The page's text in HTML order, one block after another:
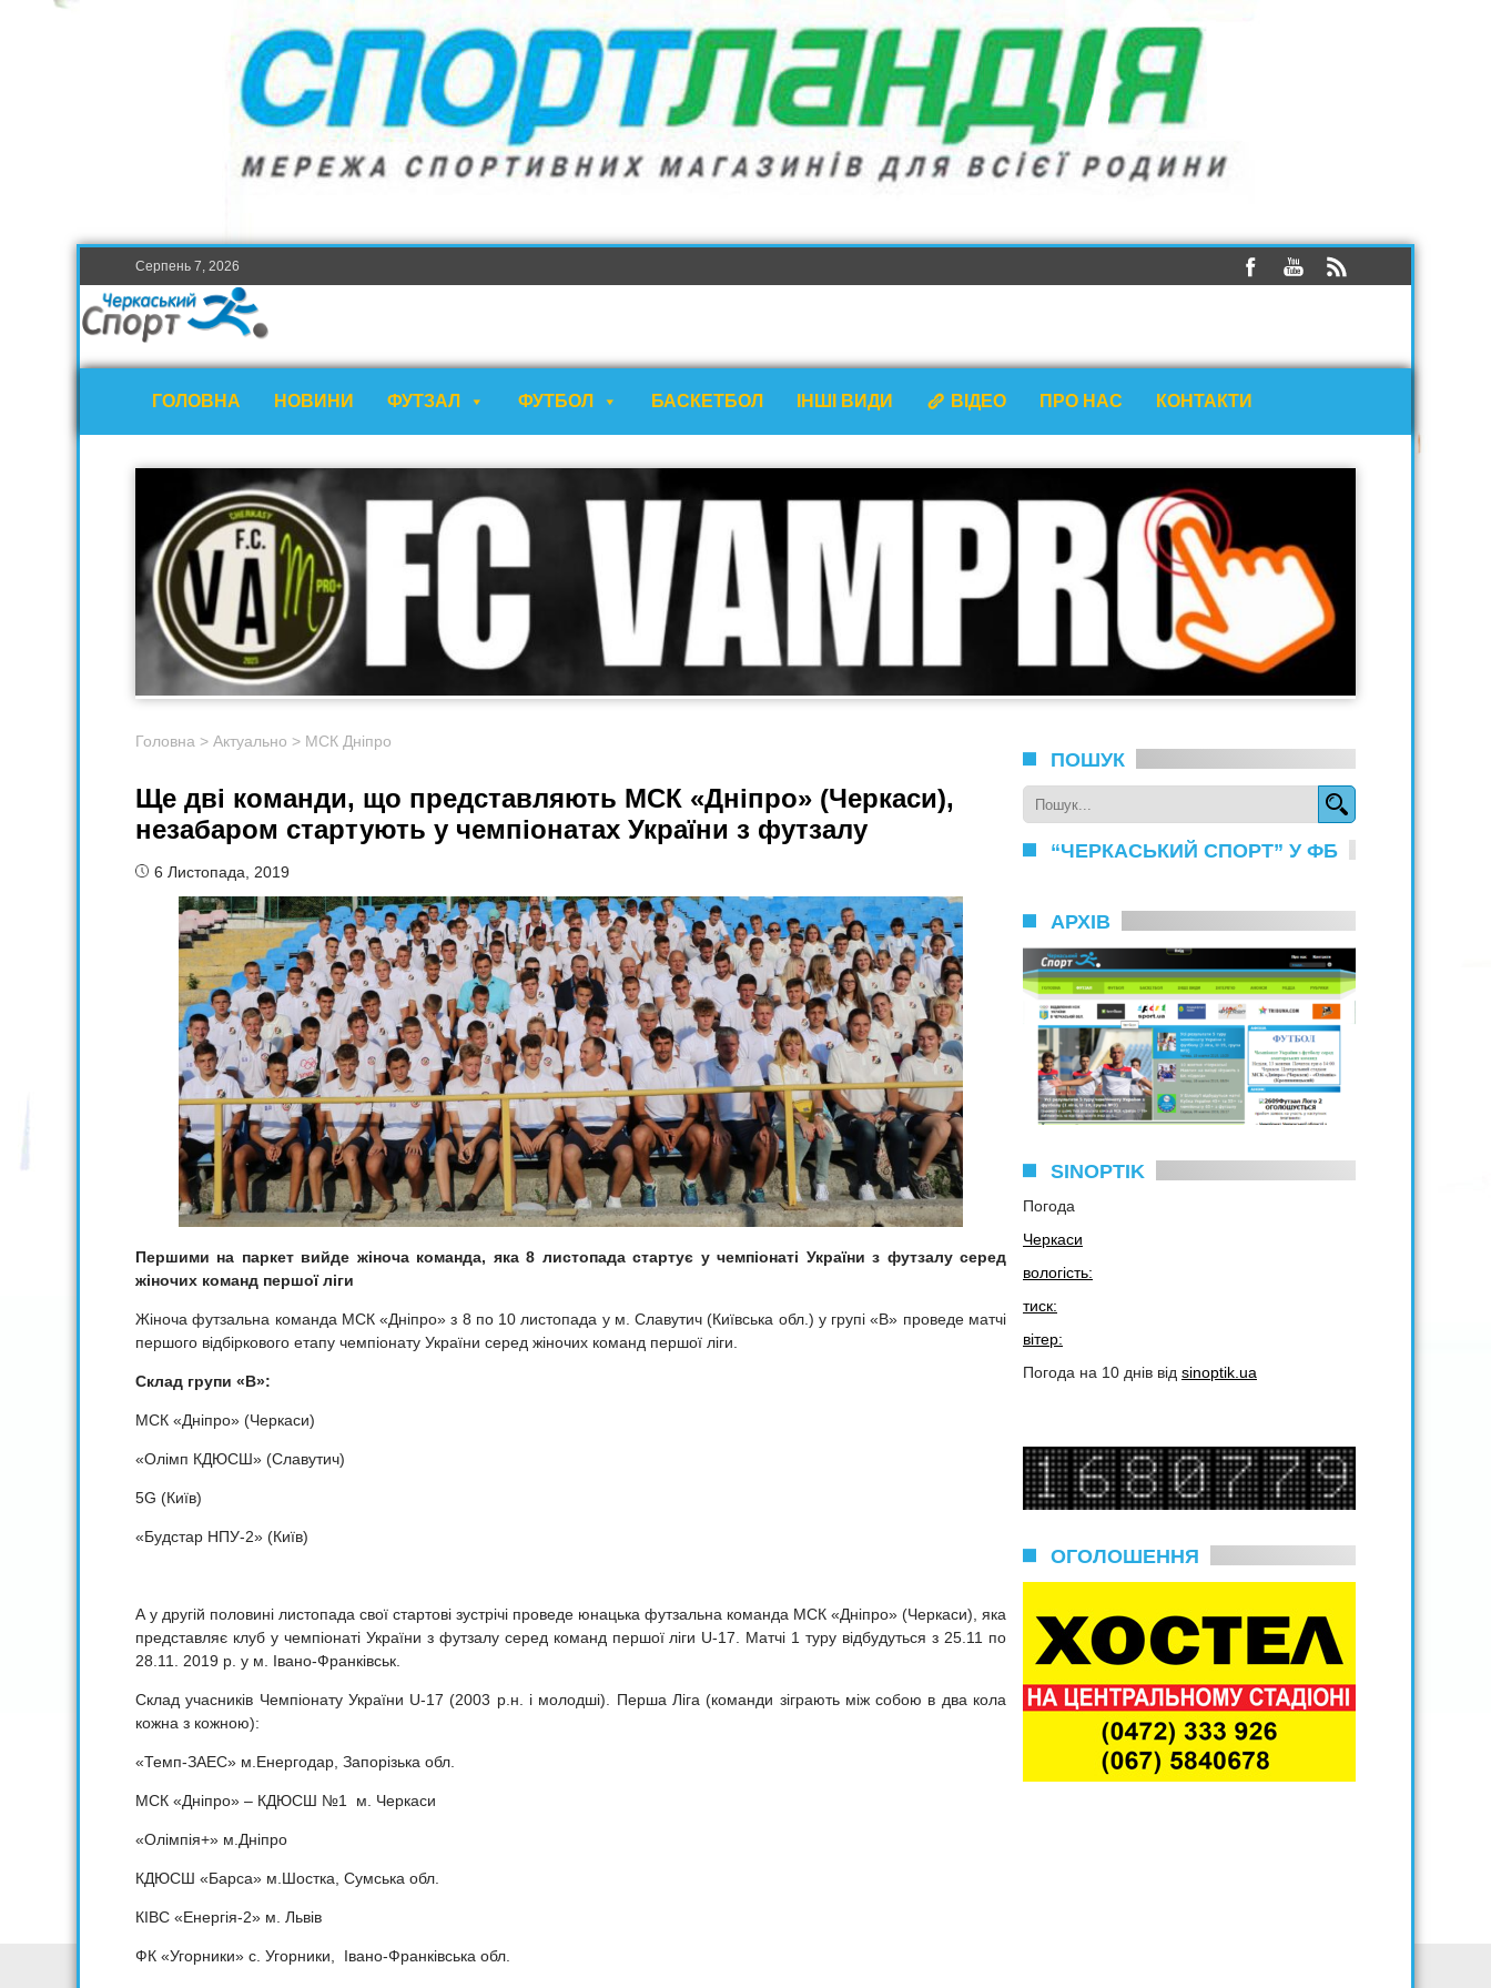
Серпень 7, 2026
ГОЛОВНА НОВИНИ ФУТЗАЛ ФУТБОЛ БАСКЕТБОЛ ІНШІ ВИДИ ВІДЕО ПРО НАС КОНТАКТИ
Головна > Актуально > МСК Дніпро
Ще дві команди, що представляють МСК «Дніпро» (Черкаси),
незабаром стартують у чемпіонатах України з футзалу
6 Листопада, 2019
Першими на паркет вийде жіноча команда, яка 8 листопада стартує у чемпіонаті України з футзалу серед
жіночих команд першої ліги
Жіноча футзальна команда МСК «Дніпро» з 8 по 10 листопада у м. Славутич (Київська обл.) у групі «В» проведе матчі
першого відбіркового етапу чемпіонату України серед жіночих команд першої ліги.
Склад групи «В»:
МСК «Дніпро» (Черкаси)
«Олімп КДЮСШ» (Славутич)
5G (Київ)
«Будстар НПУ-2» (Київ)
А у другій половині листопада свої стартові зустрічі проведе юнацька футзальна команда МСК «Дніпро» (Черкаси), яка
представляє клуб у чемпіонаті України з футзалу серед команд першої ліги U-17. Матчі 1 туру відбудуться з 25.11 по
28.11. 2019 р. у м. Івано-Франківськ.
Cклад учасників Чемпіонату України U-17 (2003 р.н. і молодші). Перша Ліга (команди зіграють між собою в два кола
кожна з кожною):
«Темп-ЗАЕС» м.Енергодар, Запорізька обл.
МСК «Дніпро» – КДЮСШ №1 м. Черкаси
«Олімпія+» м.Дніпро
КДЮСШ «Барса» м.Шостка, Сумська обл.
КІВС «Енергія-2» м. Львів
ФК «Угорники» с. Угорники, Івано-Франківська обл.
ПОШУК
“ЧЕРКАСЬКИЙ СПОРТ” У ФБ
АРХІВ
SINOPTIK
Погода
Черкаси
вологість:
тиск:
вітер:
Погода на 10 днів від sinoptik.ua
ОГОЛОШЕННЯ